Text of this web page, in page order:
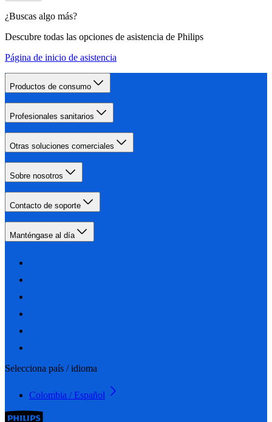
¿Buscas algo más?
Descubre todas las opciones de asistencia de Philips
Página de inicio de asistencia
Productos de consumo
Profesionales sanitarios
Otras soluciones comerciales
Sobre nosotros
Contacto de soporte
Manténgase al día
Selecciona país / idioma
Colombia / Español